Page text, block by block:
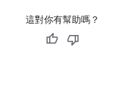
這對你有幫助嗎？